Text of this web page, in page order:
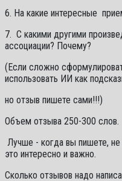
6. На какие интересные
7. С какими другими
ассоциации? Почему?
(Если сложно
использовать ИИ как
но отзыв пишете сами!!!)
Объем отзыва 250-300 слов.
Лучше - когда вы пишете,
это интересно и важно.
Сколько отзывов надо